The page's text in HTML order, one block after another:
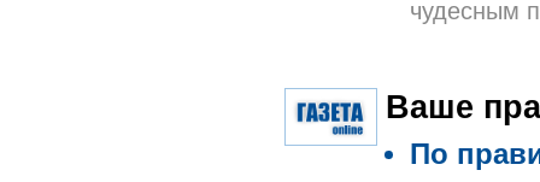
чудесным
Ваше
По